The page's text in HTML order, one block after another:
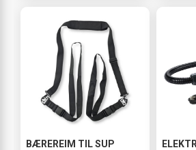
BÆREREIM TIL SUP